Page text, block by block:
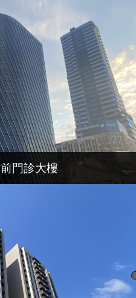
門診大樓